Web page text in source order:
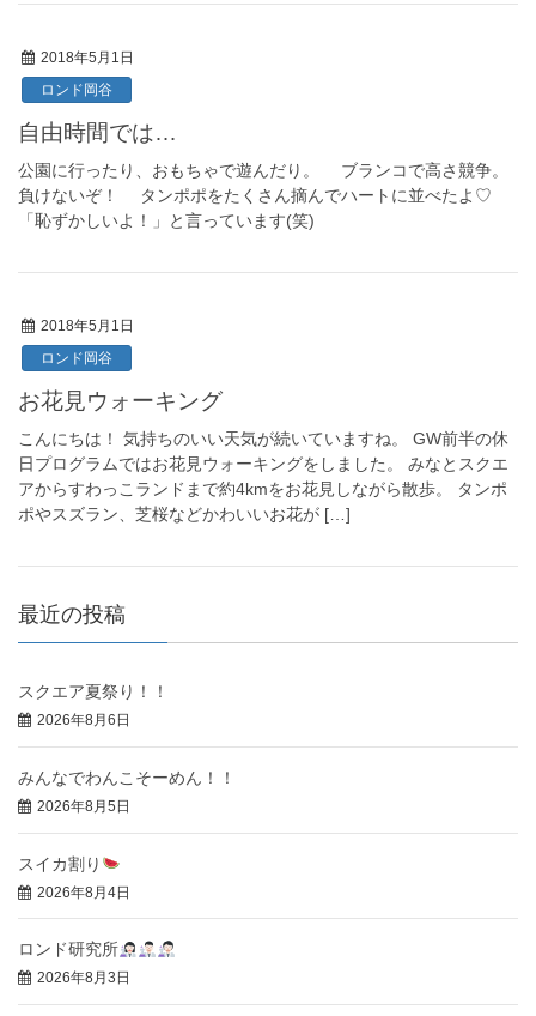
2018年5月1日
ロンド岡谷
自由時間では…
公園に行ったり、おもちゃで遊んだり。 ブランコで高さ競争。
負けないぞ！ タンポポをたくさん摘んでハートに並べたよ♡
「恥ずかしいよ！」と言っています(笑)
2018年5月1日
ロンド岡谷
お花見ウォーキング
こんにちは！ 気持ちのいい天気が続いていますね。 GW前半の休
日プログラムではお花見ウォーキングをしました。 みなとスクエ
アからすわっこランドまで約4kmをお花見しながら散歩。 タンポ
ポやスズラン、芝桜などかわいいお花が […]
最近の投稿
スクエア夏祭り！！
2026年8月6日
みんなでわんこそーめん！！
2026年8月5日
スイカ割り
2026年8月4日
ロンド研究所
2026年8月3日